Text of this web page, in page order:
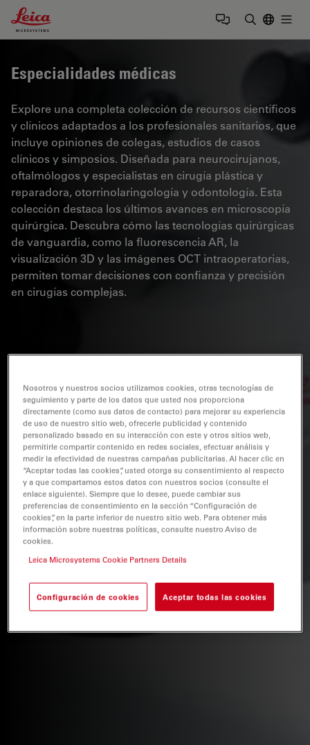
Leica Microsystems Logo
Especialidades médicas
Explore una completa colección de recursos científicos
y clínicos adaptados a los profesionales sanitarios, que
incluye opiniones de colegas, estudios de casos
clínicos y simposios. Diseñada para neurocirujanos,
oftalmólogos y especialistas en cirugía plástica y
reparadora, otorrinolaringología y odontología. Esta
colección destaca los últimos avances en microscopía
quirúrgica. Descubra cómo las tecnologías quirúrgicas
de vanguardia, como la fluorescencia AR, la
visualización 3D y las imágenes OCT intraoperatorias,
permiten tomar decisiones con confianza y precisión
en cirugías complejas.
Nosotros y nuestros socios utilizamos cookies, otras tecnologías de
seguimiento y parte de los datos que usted nos proporciona
directamente (como sus datos de contacto) para mejorar su experiencia
de uso de nuestro sitio web, ofrecerle publicidad y contenido
personalizado basado en su interacción con este y otros sitios web,
permitirle compartir contenido en redes sociales, efectuar análisis y
medir la efectividad de nuestras campañas publicitarias. Al hacer clic en
“Aceptar todas las cookies”, usted otorga su consentimiento al respecto
y a que compartamos estos datos con nuestros socios (consulte el
enlace siguiente). Siempre que lo desee, puede cambiar sus
preferencias de consentimiento en la sección “Configuración de
cookies”, en la parte inferior de nuestro sitio web. Para obtener más
información sobre nuestras políticas, consulte nuestro Aviso de
cookies.
Leica Microsystems Cookie Partners Details
Configuración de cookies Aceptar todas las cookies